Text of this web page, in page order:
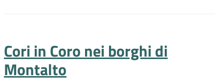
Cori in Coro nei borghi di
Montalto